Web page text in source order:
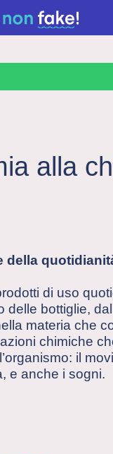
alla
della
di uso
delle bottiglie,
materia che
chimiche
il
e anche i sogni.